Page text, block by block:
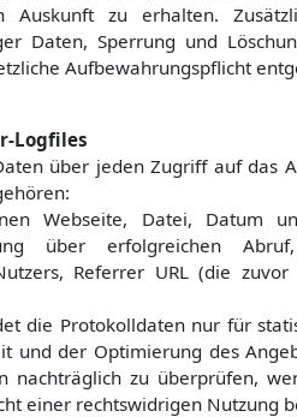
Auskunft zu erhalten.
Daten, Sperrung und
Aufbewahrungspflicht
Logfiles
über jeden Zugriff auf das
Webseite, Datei, Datum
über erfolgreichen
Referrer URL (die
die Protokolldaten nur für
und der Optimierung des
nachträglich zu überprüfen,
einer rechtswidrigen Nutzung